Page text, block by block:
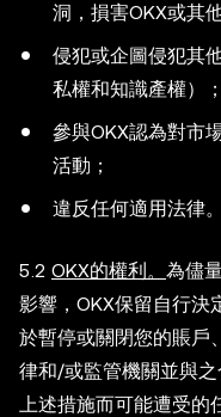
洞，損害OKX或其
侵犯或企圖侵犯其
私權和知識產權）；
參與OKX認為對市
活動；
違反任何適用法律。
5.2 OKX的權利。 為儘
影響，OKX保留自行決
於暫停或關閉您的賬戶
律和/或監管機關並與
上述措施而可能遭受的